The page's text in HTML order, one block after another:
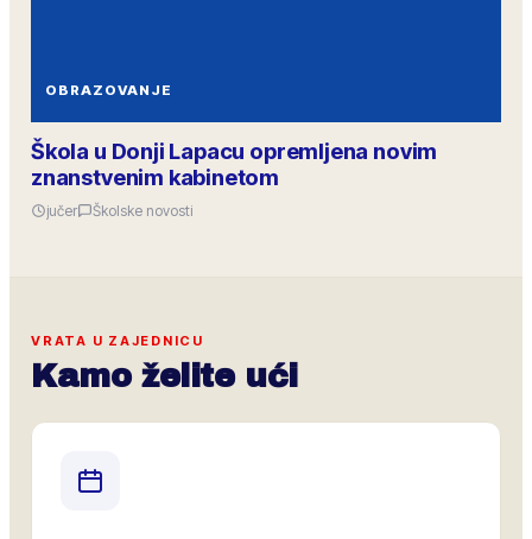
OBRAZOVANJE
Škola u Donji Lapacu opremljena novim
znanstvenim kabinetom
jučer Školske novosti
VRATA U ZAJEDNICU
Kamo želite ući